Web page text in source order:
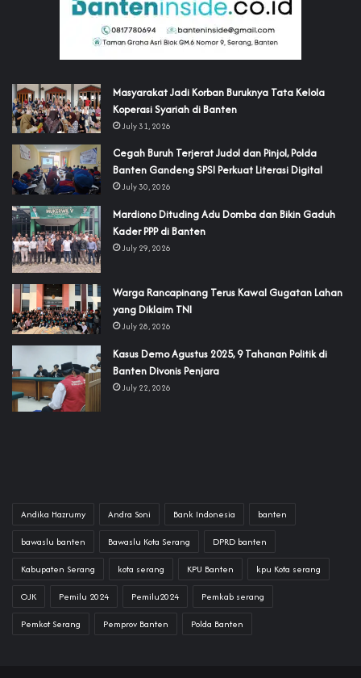
‎Masyarakat Jadi Korban Buruknya Tata Kelola
Koperasi Syariah di Banten
July 31, 2026
Cegah Buruh Terjerat Judol dan Pinjol, Polda
Banten Gandeng SPSI Perkuat Literasi Digital
July 30, 2026
‎Mardiono Dituding Adu Domba dan Bikin Gaduh
Kader PPP di Banten
July 29, 2026
‎Warga Rancapinang Terus Kawal Gugatan Lahan
yang Diklaim TNI‎‎
July 28, 2026
‎Kasus Demo Agustus 2025, 9 Tahanan Politik di
Banten Divonis Penjara
July 22, 2026
Andika Hazrumy Andra Soni Bank Indonesia banten
bawaslu banten Bawaslu Kota Serang DPRD banten
Kabupaten Serang kota serang KPU Banten kpu Kota serang
OJK Pemilu 2024 Pemilu2024 Pemkab serang
Pemkot Serang Pemprov Banten Polda Banten